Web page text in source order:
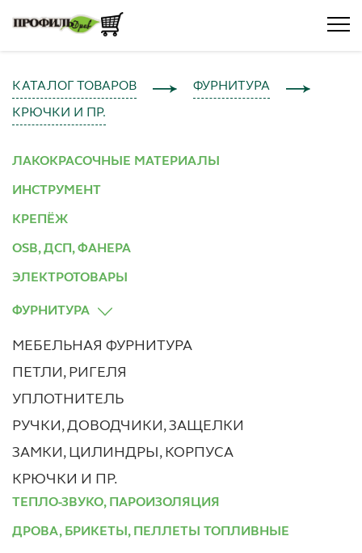
КАТАЛОГ ТОВАРОВ ФУРНИТУРА
КРЮЧКИ И ПР.
ЛАКОКРАСОЧНЫЕ МАТЕРИАЛЫ
ИНСТРУМЕНТ
КРЕПЁЖ
OSB, ДСП, ФАНЕРА
ЭЛЕКТРОТОВАРЫ
ФУРНИТУРА
МЕБЕЛЬНАЯ ФУРНИТУРА
ПЕТЛИ, РИГЕЛЯ
УПЛОТНИТЕЛЬ
РУЧКИ, ДОВОДЧИКИ, ЗАЩЕЛКИ
ЗАМКИ, ЦИЛИНДРЫ, КОРПУСА
КРЮЧКИ И ПР.
ТЕПЛО-ЗВУКО, ПАРОИЗОЛЯЦИЯ
ДРОВА, БРИКЕТЫ, ПЕЛЛЕТЫ ТОПЛИВНЫЕ